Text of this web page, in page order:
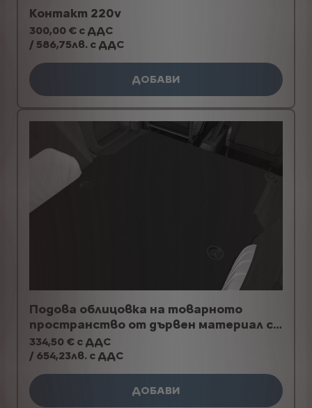
Контакт 220v
300,00 € с ДДС
/ 586,75лв. с ДДС
ДОБАВИ
Подова облицовка на товарното
пространство от дървен материал с
обработка против приплъзване
334,50 € с ДДС
/ 654,23лв. с ДДС
ДОБАВИ